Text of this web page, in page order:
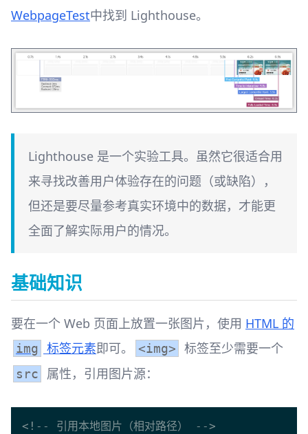
WebpageTest中找到 Lighthouse。
Lighthouse 是一个实验工具。虽然它很适合用
来寻找改善用户体验存在的问题（或缺陷），
但还是要尽量参考真实环境中的数据，才能更
全面了解实际用户的情况。
基础知识
要在一个 Web 页面上放置一张图片，使用 HTML 的
img 标签元素即可。 <img> 标签至少需要一个
src 属性，引用图片源：
<!-- 引用本地图片（相对路径） -->